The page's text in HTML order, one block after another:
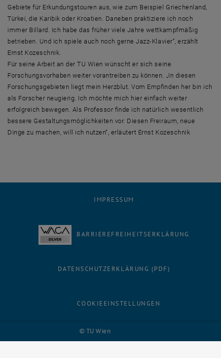
Gebiete für Erkundungstouren aus, wie zum Beispiel Griechenland,
Türkei, die Karibik oder Kroatien. Daneben praktiziere ich noch
immer Billard. Ich habe das früher viele Jahre wettkampfmäßig
betrieben. Und ich spiele auch noch gerne Jazz-Klavier“, erzählt
Ernst Kozeschnik.
Für seine Arbeit an der TU Wien wünscht er sich seine
Forschungsvorhaben weiter vorantreiben zu können. „In diesen
Forschungsgebieten liegt mein Herzblut. Vom Empfinden her bin ich
als Forscher neugierig. Ich möchte mich hier einfach weiter
erfolgreich bewegen. Als Professor finde ich natürlich wesentlich
bessere Gestaltungsmöglichkeiten vor. Diesen Freiraum, neue
Dinge zu machen, will ich nutzen“, erläutert Ernst Kozeschnik
© TU Wien
IMPRESSUM
BARRIEREFREIHEITSERKLÄRUNG
DATENSCHUTZERKLÄRUNG (PDF)
COOKIEEINSTELLUNGEN